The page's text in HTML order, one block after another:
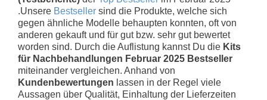
.Unsere Bestseller sind die Produkte, welche sich
gegen ähnliche Modelle behaupten konnten, oft von
anderen gekauft und für gut bzw. sehr gut bewertet
worden sind. Durch die Auflistung kannst Du die Kits
für Nachbehandlungen Februar 2025 Bestseller
miteinander vergleichen. Anhand von
Kundenbewertungen lassen in der Regel viele
Aussagen über Qualität, Einhaltung der Lieferzeiten